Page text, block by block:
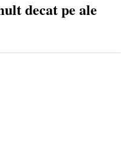
decat pe ale